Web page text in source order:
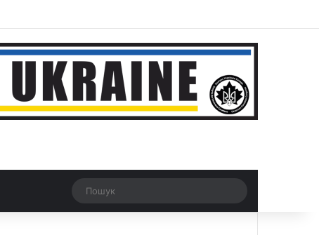
Рандомна новина
Switch skin